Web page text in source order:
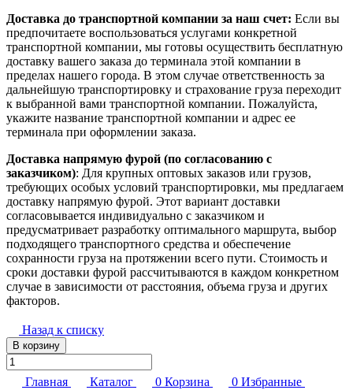
Доставка до транспортной компании за наш счет: Если вы
предпочитаете воспользоваться услугами конкретной
транспортной компании, мы готовы осуществить бесплатную
доставку вашего заказа до терминала этой компании в
пределах нашего города. В этом случае ответственность за
дальнейшую транспортировку и страхование груза переходит
к выбранной вами транспортной компании. Пожалуйста,
укажите название транспортной компании и адрес ее
терминала при оформлении заказа.
Доставка напрямую фурой (по согласованию с
заказчиком): Для крупных оптовых заказов или грузов,
требующих особых условий транспортировки, мы предлагаем
доставку напрямую фурой. Этот вариант доставки
согласовывается индивидуально с заказчиком и
предусматривает разработку оптимального маршрута, выбор
подходящего транспортного средства и обеспечение
сохранности груза на протяжении всего пути. Стоимость и
сроки доставки фурой рассчитываются в каждом конкретном
случае в зависимости от расстояния, объема груза и других
факторов.
Назад к списку
В корзину
Главная Каталог 0 Корзина 0 Избранные